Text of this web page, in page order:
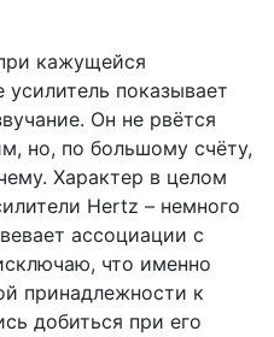
кажущейся
усилитель показывает
Он не рвётся
но, по большому счёту,
Характер в целом
Hertz – немного
ассоциации с
что именно
принадлежности к
добиться при его